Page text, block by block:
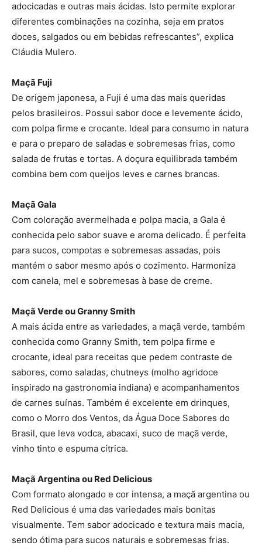
adocicadas e outras mais ácidas. Isto permite explorar
diferentes combinações na cozinha, seja em pratos
doces, salgados ou em bebidas refrescantes”, explica
Cláudia Mulero.
Maçã Fuji
De origem japonesa, a Fuji é uma das mais queridas
pelos brasileiros. Possui sabor doce e levemente ácido,
com polpa firme e crocante. Ideal para consumo in natura
e para o preparo de saladas e sobremesas frias, como
salada de frutas e tortas. A doçura equilibrada também
combina bem com queijos leves e carnes brancas.
Maçã Gala
Com coloração avermelhada e polpa macia, a Gala é
conhecida pelo sabor suave e aroma delicado. É perfeita
para sucos, compotas e sobremesas assadas, pois
mantém o sabor mesmo após o cozimento. Harmoniza
com canela, mel e sobremesas à base de creme.
Maçã Verde ou Granny Smith
A mais ácida entre as variedades, a maçã verde, também
conhecida como Granny Smith, tem polpa firme e
crocante, ideal para receitas que pedem contraste de
sabores, como saladas, chutneys (molho agridoce
inspirado na gastronomia indiana) e acompanhamentos
de carnes suínas. Também é excelente em drinques,
como o Morro dos Ventos, da Água Doce Sabores do
Brasil, que leva vodca, abacaxi, suco de maçã verde,
vinho tinto e espuma cítrica.
Maçã Argentina ou Red Delicious
Com formato alongado e cor intensa, a maçã argentina ou
Red Delicious é uma das variedades mais bonitas
visualmente. Tem sabor adocicado e textura mais macia,
sendo ótima para sucos naturais e sobremesas frias.